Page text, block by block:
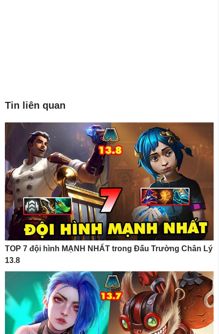
Tin liên quan
TOP 7 đội hình MẠNH NHẤT trong Đấu Trường Chân Lý
13.8